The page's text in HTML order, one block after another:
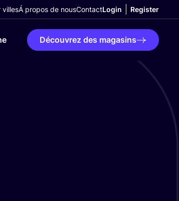
villesÁ propos de nousContactLogin Register
Découvrez des magasins